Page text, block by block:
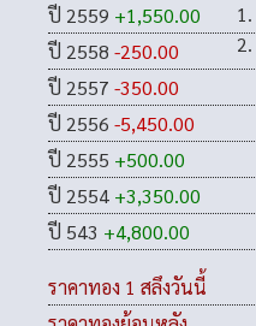
ปี 2559 +1,550.00
ปี 2558 -250.00
ปี 2557 -350.00
ปี 2556 -5,450.00
ปี 2555 +500.00
ปี 2554 +3,350.00
ปี 543 +4,800.00
ราคาทอง 1 สลึงวันนี้